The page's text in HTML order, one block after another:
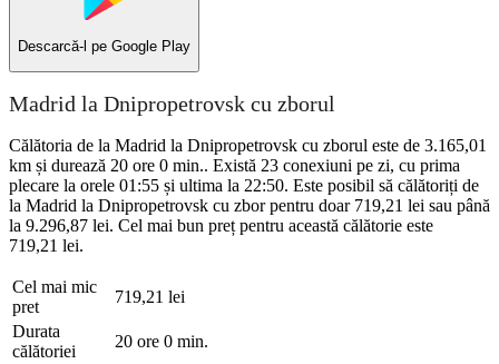
Descarcă-l pe Google Play
Madrid la Dnipropetrovsk cu zborul
Călătoria de la Madrid la Dnipropetrovsk cu zborul este de 3.165,01
km și durează 20 ore 0 min.. Există 23 conexiuni pe zi, cu prima
plecare la orele 01:55 și ultima la 22:50. Este posibil să călătoriți de
la Madrid la Dnipropetrovsk cu zbor pentru doar 719,21 lei sau până
la 9.296,87 lei. Cel mai bun preț pentru această călătorie este
719,21 lei.
Cel mai mic
pret
719,21 lei
Durata
călătoriei
20 ore 0 min.